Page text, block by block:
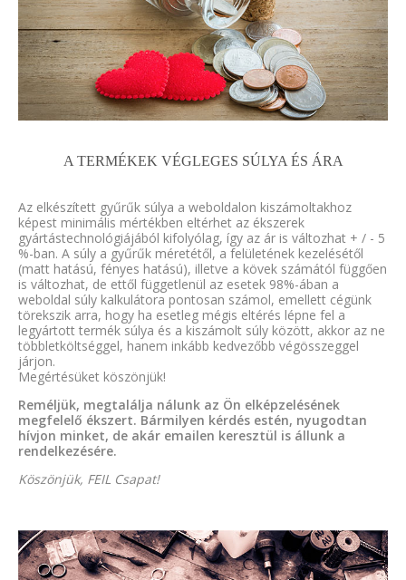
A TERMÉKEK VÉGLEGES SÚLYA ÉS ÁRA
Az elkészített gyűrűk súlya a weboldalon kiszámoltakhoz
képest minimális mértékben eltérhet az ékszerek
gyártástechnológiájából kifolyólag, így az ár is változhat + / - 5
%-ban. A súly a gyűrűk méretétől, a felületének kezelésétől
(matt hatású, fényes hatású), illetve a kövek számától függően
is változhat, de ettől függetlenül az esetek 98%-ában a
weboldal súly kalkulátora pontosan számol, emellett cégünk
törekszik arra, hogy ha esetleg mégis eltérés lépne fel a
legyártott termék súlya és a kiszámolt súly között, akkor az ne
többletköltséggel, hanem inkább kedvezőbb végösszeggel
járjon.
Megértésüket köszönjük!
Reméljük, megtalálja nálunk az Ön elképzelésének
megfelelő ékszert. Bármilyen kérdés estén, nyugodtan
hívjon minket, de akár emailen keresztül is állunk a
rendelkezésére.
Köszönjük, FEIL Csapat!